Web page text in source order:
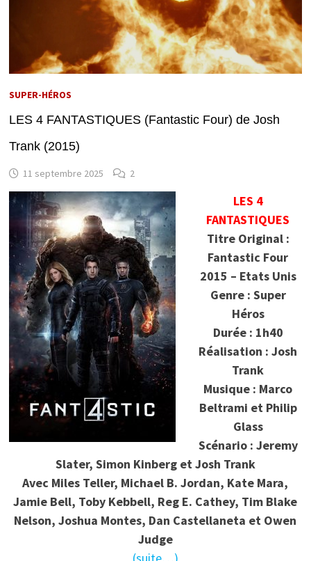
SUPER-HÉROS
LES 4 FANTASTIQUES (Fantastic Four) de Josh
Trank (2015)
11 septembre 2025 2
LES 4
FANTASTIQUES
Titre Original :
Fantastic Four
2015 – Etats Unis
Genre : Super
Héros
Durée : 1h40
Réalisation : Josh
Trank
Musique : Marco
Beltrami et Philip
Glass
Scénario : Jeremy
Slater, Simon Kinberg et Josh Trank
Avec Miles Teller, Michael B. Jordan, Kate Mara,
Jamie Bell, Toby Kebbell, Reg E. Cathey, Tim Blake
Nelson, Joshua Montes, Dan Castellaneta et Owen
Judge